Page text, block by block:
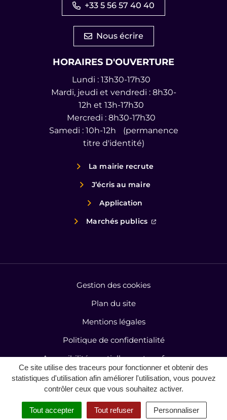
Ce site utilise des traceurs pour fonctionner et obtenir des
statistiques d'utilisation afin améliorer l'utilisation, vous pouvez
contrôler ceux que vous souhaitez activer.
Tout accepter Tout refuser Personnaliser
MENU RECHERCHE ACCESSIBILITÉ
+33 5 56 57 40 40
Nous écrire
HORAIRES D'OUVERTURE
Lundi : 13h30-17h30
Mardi, jeudi et vendredi : 8h30-
12h et 13h-17h30
Mercredi : 8h30-17h30
Samedi : 10h-12h (permanence
titre d'identité)
La mairie recrute
J’écris au maire
Application
Marchés publics
(ouverture dans
Gestion des cookies
Plan du site
Mentions légales
Politique de confidentialité
Accessibilité : partiellement conforme
Contact
Site réalisé parInovagora (ouverture